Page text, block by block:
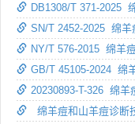
DB1308/T 371-2025
SN/T 2452-2025 绵羊
NY/T 576-2015 绵羊
GB/T 45105-2024 绵
20230893-T-326 绵羊
绵羊痘和山羊痘诊断